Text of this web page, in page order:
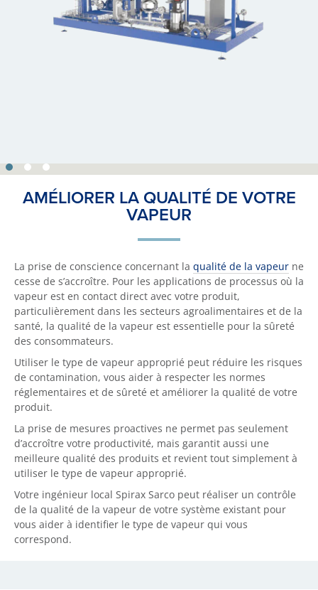
AMÉLIORER LA QUALITÉ DE VOTRE
VAPEUR
La prise de conscience concernant la qualité de la vapeur ne
cesse de s’accroître. Pour les applications de processus où la
vapeur est en contact direct avec votre produit,
particulièrement dans les secteurs agroalimentaires et de la
santé, la qualité de la vapeur est essentielle pour la sûreté
des consommateurs.
Utiliser le type de vapeur approprié peut réduire les risques
de contamination, vous aider à respecter les normes
réglementaires et de sûreté et améliorer la qualité de votre
produit.
La prise de mesures proactives ne permet pas seulement
d’accroître votre productivité, mais garantit aussi une
meilleure qualité des produits et revient tout simplement à
utiliser le type de vapeur approprié.
Votre ingénieur local Spirax Sarco peut réaliser un contrôle
de la qualité de la vapeur de votre système existant pour
vous aider à identifier le type de vapeur qui vous
correspond.